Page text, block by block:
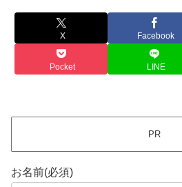
X Facebook
Pocket LINE
PR
お名前(必須)